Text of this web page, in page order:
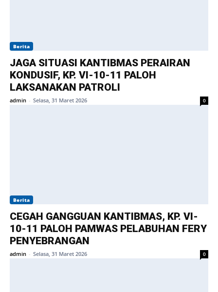
Berita
JAGA SITUASI KANTIBMAS PERAIRAN
KONDUSIF, KP. VI-10-11 PALOH
LAKSANAKAN PATROLI
admin - Selasa, 31 Maret 2026 0
Berita
CEGAH GANGGUAN KANTIBMAS, KP. VI-
10-11 PALOH PAMWAS PELABUHAN FERY
PENYEBRANGAN
admin - Selasa, 31 Maret 2026 0